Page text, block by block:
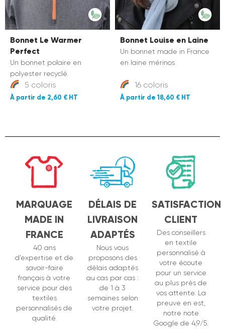
Bonnet Le Warmer
Perfect
Un bonnet polaire en
polyester recyclé.
5 coloris
2,60 €
Bonnet Louise en Laine
Un bonnet made in France
en laine mérinos
16 coloris
18,60 €
MARQUAGE
MADE IN
FRANCE
40 ans
d’expertise et de
savoir-faire
français à votre
service pour des
textiles
personnalisés de
qualité.
DÉLAIS DE
LIVRAISON
ADAPTÉS
Nous vous
proposons des
délais adaptés
au cas par cas :
de 1 à 3
semaines selon
votre projet.
SATISFACTION
CLIENT
Des conseillers
en textile
personnalisé à
votre écoute
pour un service
au plus près de
vos attente. La
preuve en est,
notre note
Google de 4,9/5.